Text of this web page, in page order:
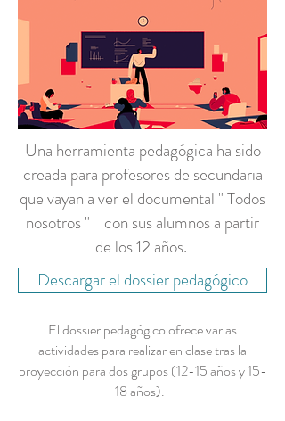
Descargar el dossier pedagógico
Una herramienta pedagógica ha sido
creada para profesores de secundaria
que vayan a ver el documental " Todos
nosotros " con sus alumnos a partir
de los 12 años.
El dossier pedagógico ofrece varias
actividades para realizar en clase tras la
proyección para dos grupos (12-15 años y 15-
18 años).